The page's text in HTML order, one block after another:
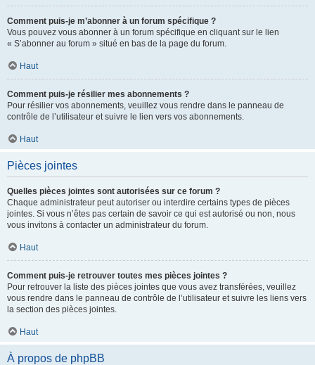
Comment puis-je m’abonner à un forum spécifique ?
Vous pouvez vous abonner à un forum spécifique en cliquant sur le lien
« S’abonner au forum » situé en bas de la page du forum.
Haut
Comment puis-je résilier mes abonnements ?
Pour résilier vos abonnements, veuillez vous rendre dans le panneau de
contrôle de l’utilisateur et suivre le lien vers vos abonnements.
Haut
Pièces jointes
Quelles pièces jointes sont autorisées sur ce forum ?
Chaque administrateur peut autoriser ou interdire certains types de pièces
jointes. Si vous n’êtes pas certain de savoir ce qui est autorisé ou non, nous
vous invitons à contacter un administrateur du forum.
Haut
Comment puis-je retrouver toutes mes pièces jointes ?
Pour retrouver la liste des pièces jointes que vous avez transférées, veuillez
vous rendre dans le panneau de contrôle de l’utilisateur et suivre les liens vers
la section des pièces jointes.
Haut
À propos de phpBB